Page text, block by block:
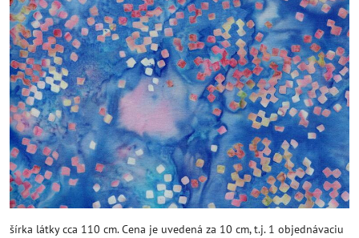
šírka látky cca 110 cm. Cena je uvedená za 10 cm, t.j. 1 objednávaciu